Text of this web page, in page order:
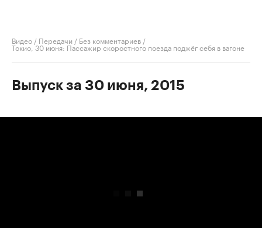
Видео / Передачи / Без комментариев /
Токио, 30 июня: Пассажир скоростного поезда поджёг себя в вагоне
Выпуск за 30 июня, 2015